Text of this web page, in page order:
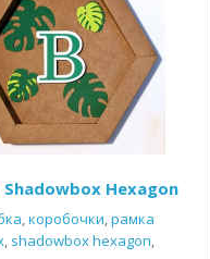
Hexagon
,коробочки,рамка
, shadowbox hexagon,